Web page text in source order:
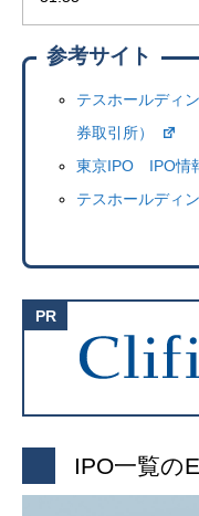
参考サイト
テスホールディ
券取引所）
東京IPO IPO情
テスホールディ
IPO一覧の